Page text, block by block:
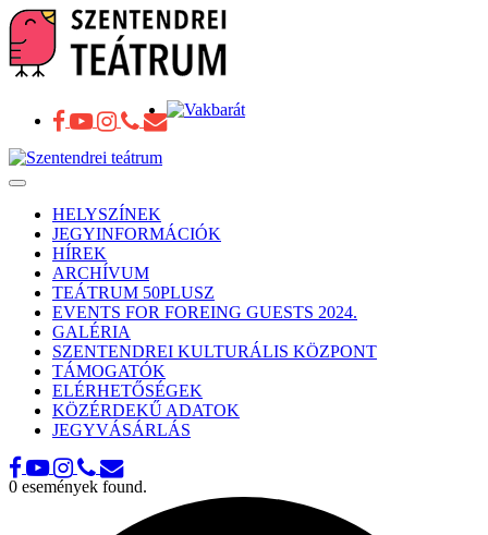
Toggle
navigationHELYSZÍNEK
JEGYINFORMÁCIÓK
HÍREK
ARCHÍVUM
TEÁTRUM 50PLUSZ
EVENTS FOR FOREING GUESTS 2024.
GALÉRIA
SZENTENDREI KULTURÁLIS KÖZPONT
TÁMOGATÓK
ELÉRHETŐSÉGEK
KÖZÉRDEKŰ ADATOK
JEGYVÁSÁRLÁS
0 események found.